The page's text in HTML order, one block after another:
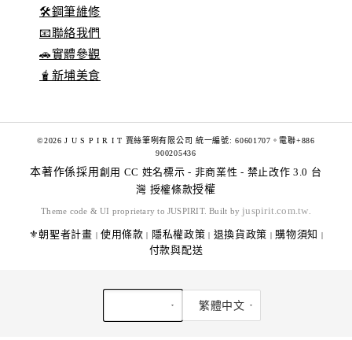
🛠️鋼筆維修
📧聯絡我們
🚗實體參觀
🧋新埔美食
©2026 J U S P I R I T 賈絲筆咧有限公司 統一編號: 60601707。電聯+886
900205436
本著作係採用 創用 CC 姓名標示 - 非商業性 - 禁止改作 3.0 台
灣 授權條款授權
Theme code & UI proprietary to JUSPIRIT. Built by juspirit.com.tw
⚜️朝聖者計畫 | 使用條款 | 隱私權政策 | 退換貨政策 | 購物須知 |
付款與配送